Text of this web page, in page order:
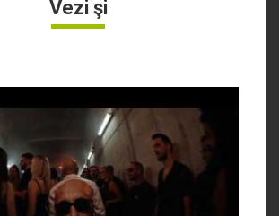
Vezi şi